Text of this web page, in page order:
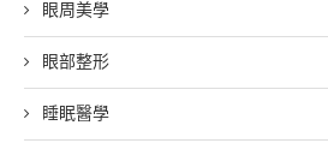
眼周美學
眼部整形
睡眠醫學